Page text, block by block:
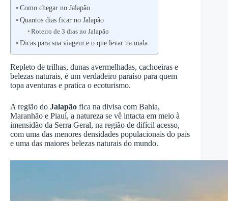
Como chegar no Jalapão
Quantos dias ficar no Jalapão
Roteiro de 3 dias no Jalapão
Dicas para sua viagem e o que levar na mala
Repleto de trilhas, dunas avermelhadas, cachoeiras e
belezas naturais, é um verdadeiro paraíso para quem
topa aventuras e pratica o ecoturismo.
A região do Jalapão fica na divisa com Bahia,
Maranhão e Piauí, a natureza se vê intacta em meio à
imensidão da Serra Geral, na região de difícil acesso,
com uma das menores densidades populacionais do país
e uma das maiores belezas naturais do mundo.